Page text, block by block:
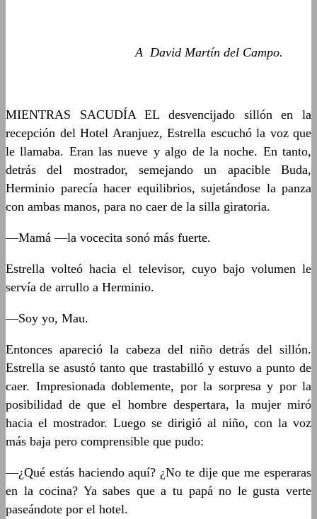
A David Martín del Campo.
MIENTRAS SACUDÍA EL desvencijado sillón en la
recepción del Hotel Aranjuez, Estrella escuchó la voz que
le llamaba. Eran las nueve y algo de la noche. En tanto,
detrás del mostrador, semejando un apacible Buda,
Herminio parecía hacer equilibrios, sujetándose la panza
con ambas manos, para no caer de la silla giratoria.
—Mamá —la vocecita sonó más fuerte.
Estrella volteó hacia el televisor, cuyo bajo volumen le
servía de arrullo a Herminio.
—Soy yo, Mau.
Entonces apareció la cabeza del niño detrás del sillón.
Estrella se asustó tanto que trastabilló y estuvo a punto de
caer. Impresionada doblemente, por la sorpresa y por la
posibilidad de que el hombre despertara, la mujer miró
hacia el mostrador. Luego se dirigió al niño, con la voz
más baja pero comprensible que pudo:
—¿Qué estás haciendo aquí? ¿No te dije que me esperaras
en la cocina? Ya sabes que a tu papá no le gusta verte
paseándote por el hotel.